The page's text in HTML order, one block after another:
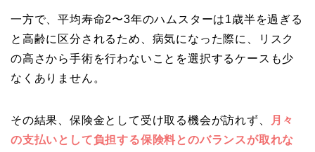
一方で、平均寿命2〜3年のハムスターは1歳半を過ぎる
と高齢に区分されるため、病気になった際に、リスク
の高さから手術を行わないことを選択するケースも少
なくありません。
その結果、保険金として受け取る機会が訪れず、
月々
の支払いとして負担する保険料とのバランスが取れな